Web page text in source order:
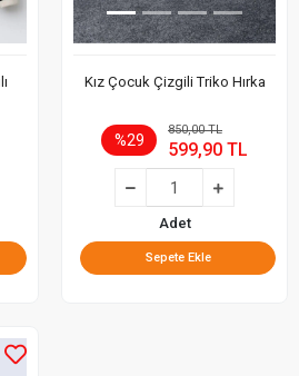
Kız Çocuk Çizgili Triko Hırka
%29
850,00 TL
599,90 TL
Adet
Sepete Ekle